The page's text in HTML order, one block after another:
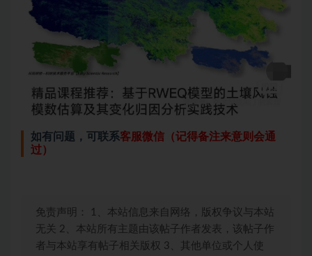
如有问题，可联系客服微信（记得备注来意则会通
过）
免责声明： 1、本站信息来自网络，版权争议与本站
无关 2、本站所有主题由该帖子作者发表，该帖子作
者与本站享有帖子相关版权 3、其他单位或个人使